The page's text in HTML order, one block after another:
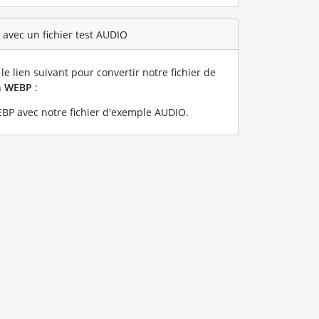
avec un fichier test AUDIO
le lien suivant pour convertir notre fichier de
WEBP :
avec notre fichier d'exemple AUDIO.